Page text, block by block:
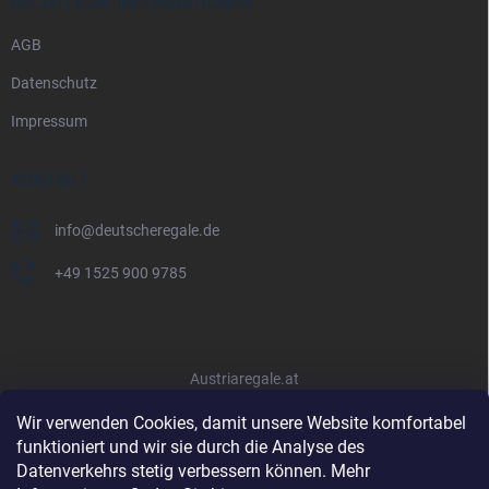
Wir verwenden Cookies, damit unsere Website komfortabel
funktioniert und wir sie durch die Analyse des
Datenverkehrs stetig verbessern können. Mehr
AGB
Datenschutz
Impressum
KONTAKT
info@deutscheregale.de
+49 1525 900 9785
Austriaregale.at